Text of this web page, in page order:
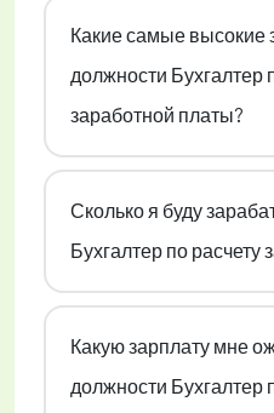
Какие самые высокие
должности Бухгалтер
заработной платы?
Сколько я буду
Бухгалтер по расчету
Какую зарплату мне
должности Бухгалтер